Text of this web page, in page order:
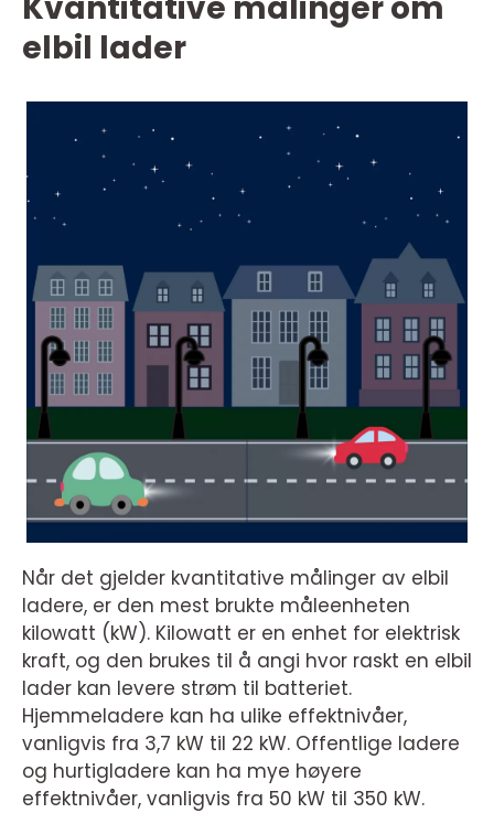
elbil lader
Når det gjelder kvantitative målinger av elbil
ladere, er den mest brukte måleenheten
kilowatt (kW). Kilowatt er en enhet for elektrisk
kraft, og den brukes til å angi hvor raskt en elbil
lader kan levere strøm til batteriet.
Hjemmeladere kan ha ulike effektnivåer,
vanligvis fra 3,7 kW til 22 kW. Offentlige ladere
og hurtigladere kan ha mye høyere
effektnivåer, vanligvis fra 50 kW til 350 kW.